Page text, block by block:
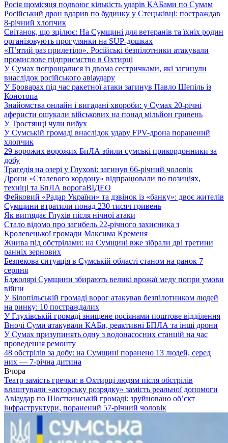
Росія щомісяця подвоює кількість ударів КАБами по Сумам
Російський дрон вдарив по будинку у Стецьківці: постраждав
8-річний хлопчик
Світанок, що зцілює: На Сумщині для ветеранів та їхніх родин
організовують прогулянки на SUP-дошках
«П’ятий раз прилетіло». Російські безпілотники атакували
промислове підприємство в Охтирці
У Сумах попрощалися із двома сестричками, які загинули
внаслідок російського авіаудару
У Броварах під час ракетної атаки загинув Павло Шепіль із
Конотопа
Знайомства онлайн і вигадані хвороби: у Сумах 20-річні
аферисти ошукали військових на понад мільйон гривень
У Тростянці чули вибух
У Сумській громаді внаслідок удару FPV-дрона поранений
хлопчик
29 ворожих ворожих БпЛА збили сумські прикордонники за
добу
Трагедія на озері у Глухові: загинув 66-річний чоловік
Дрони «Сталевого кордону» відпрацювали по позиціях,
техніці та БпЛА ворогаВІДЕО
Фейковий «Радар України» та дзвінок із «банку»: двоє жителів
Сумщини втратили понад 230 тисяч гривень
Як виглядає Глухів після нічної атаки
Стало відомо про загибель 22-річного захисника з
Кролевецької громади Максима Кременя
Жнива під обстрілами: на Сумщині вже зібрали дві третини
ранніх зернових
Безпекова ситуація в Сумській області станом на ранок 7
серпня
Бджолярі Сумщини збирають великі врожаї меду попри умови
війни
У Білопільській громаді ворог атакував безпілотником людей
на ринку: 10 постраждалих
У Глухівській громаді знищене росіянами поштове відділення
Вночі Суми атакували КАБи, реактивні БПЛА та інші дрони
У Сумах призупинять одну з водонасосних станцій на час
проведення ремонту
48 обстрілів за добу: на Сумщині поранено 13 людей, серед
них — 7-річна дитина
Вчора
Театр замість гречки: в Охтирці людям після обстрілів
влаштували «акторську розрядку» замість реальної допомоги
Авіаудар по Шосткинській громаді: зруйновано об’єкт
інфраструктури, поранений 57-річний чоловік